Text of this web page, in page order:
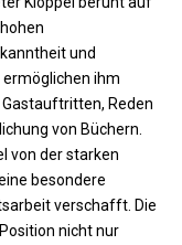
und
ermöglichen ihm
Reden
von Büchern.
von der starken
besondere
verschafft. Die
nicht nur